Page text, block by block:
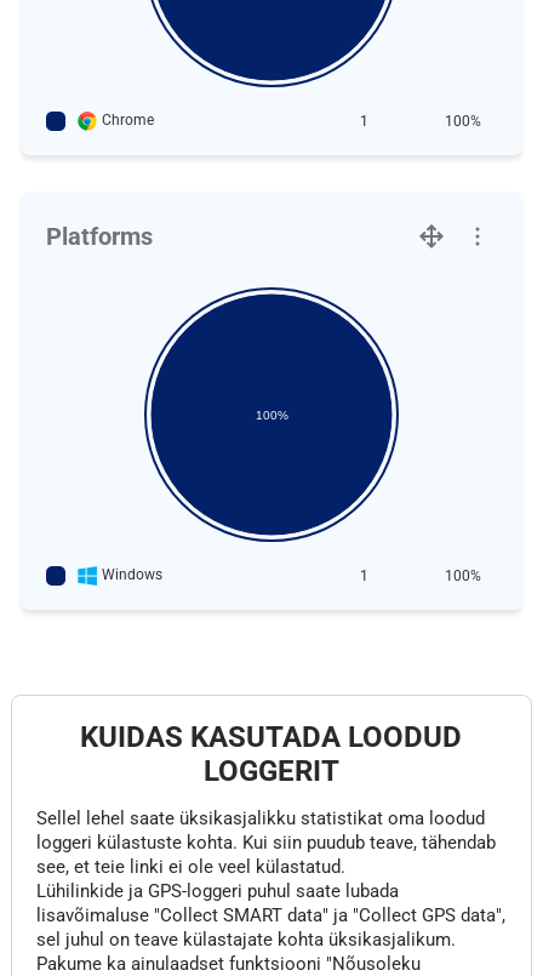
Chrome 1 100%
Platforms
100%
Windows 1 100%
KUIDAS KASUTADA LOODUD
LOGGERIT
Sellel lehel saate üksikasjalikku statistikat oma loodud
loggeri külastuste kohta. Kui siin puudub teave, tähendab
see, et teie linki ei ole veel külastatud.
Lühilinkide ja GPS-loggeri puhul saate lubada
lisavõimaluse "Collect SMART data" ja "Collect GPS data",
sel juhul on teave külastajate kohta üksikasjalikum.
Pakume ka ainulaadset funktsiooni "Nõusoleku